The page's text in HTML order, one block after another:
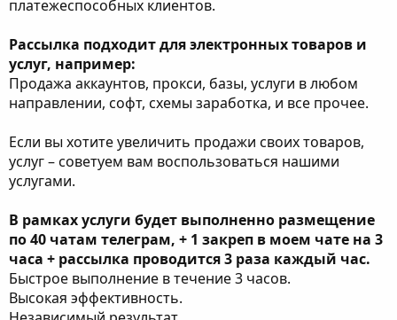
платежеспособных клиентов.
Рассылка подходит для электронных товаров и
услуг, например:
Продажа аккаунтов, прокси, базы, услуги в любом
направлении, софт, схемы заработка, и все прочее.
Если вы хотите увеличить продажи своих товаров,
услуг – советуем вам воспользоваться нашими
услугами.
В рамках услуги будет выполненно размещение
по 40 чатам телеграм, + 1 закреп в моем чате на 3
часа + рассылка проводится 3 раза каждый час.
Быстрое выполнение в течение 3 часов.
Высокая эффективность.